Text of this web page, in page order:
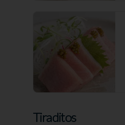
Tiraditos